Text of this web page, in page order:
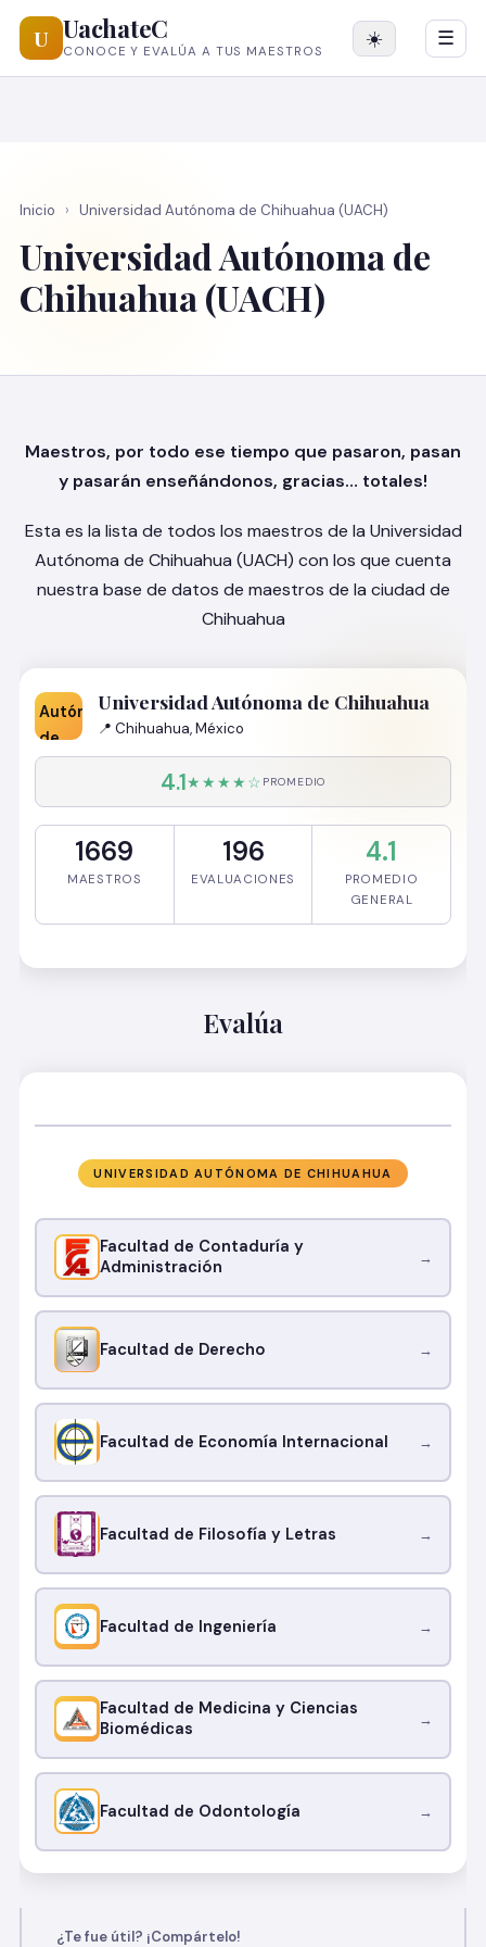
U UachateC
CONOCE Y EVALÚA A TUS MAESTROS
☀️ ☰
Inicio › Universidad Autónoma de Chihuahua (UACH)
Universidad Autónoma de
Chihuahua (UACH)
Maestros, por todo ese tiempo que pasaron, pasan
y pasarán enseñándonos, gracias… totales!
Esta es la lista de todos los maestros de la Universidad
Autónoma de Chihuahua (UACH) con los que cuenta
nuestra base de datos de maestros de la ciudad de
Chihuahua
Universidad Autónoma de Chihuahua
📍 Chihuahua, México
4.1★★★★☆ PROMEDIO
1669
MAESTROS
196
EVALUACIONES
4.1
PROMEDIO
GENERAL
Evalúa
UNIVERSIDAD AUTÓNOMA DE CHIHUAHUA
Facultad de Contaduría y
Administración
→
Facultad de Derecho →
Facultad de Economía Internacional →
Facultad de Filosofía y Letras →
Facultad de Ingeniería →
Facultad de Medicina y Ciencias
Biomédicas
→
Facultad de Odontología →
¿Te fue útil? ¡Compártelo!